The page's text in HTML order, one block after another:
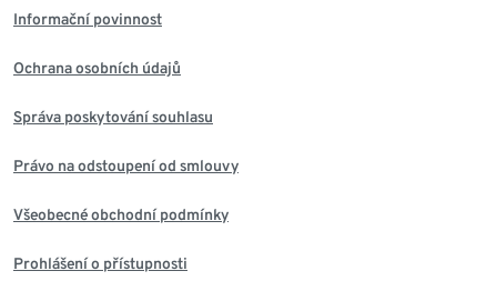
Informační povinnost
Ochrana osobních údajů
Správa poskytování souhlasu
Právo na odstoupení od smlouvy
Všeobecné obchodní podmínky
Prohlášení o přístupnosti